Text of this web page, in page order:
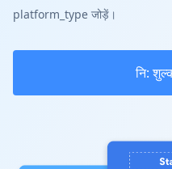
platform_type जोड़ें।
नि: